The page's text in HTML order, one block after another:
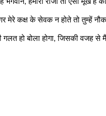
मेरे कक्ष के सेवक न होते तो तुम्हें
हो बोला होगा,जिसकी वजह से